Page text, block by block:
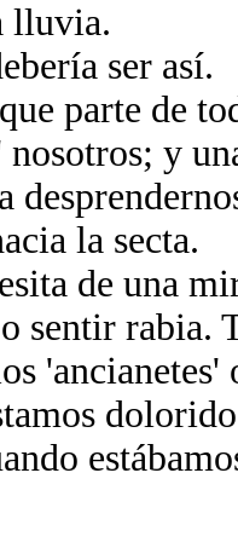
lluvia.
ser así.
parte de
y
la secta.
de una
sentir rabia.
'ancianetes'